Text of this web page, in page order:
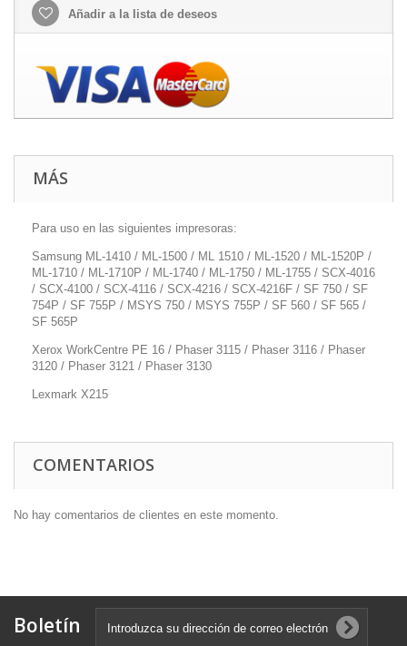
Añadir a la lista de deseos
MÁS
Para uso en las siguientes impresoras:
Samsung ML-1410 / ML-1500 / ML 1510 / ML-1520 / ML-1520P /
ML-1710 / ML-1710P / ML-1740 / ML-1750 / ML-1755 / SCX-4016
/ SCX-4100 / SCX-4116 / SCX-4216 / SCX-4216F / SF 750 / SF
754P / SF 755P / MSYS 750 / MSYS 755P / SF 560 / SF 565 /
SF 565P
Xerox WorkCentre PE 16 / Phaser 3115 / Phaser 3116 / Phaser
3120 / Phaser 3121 / Phaser 3130
Lexmark X215
COMENTARIOS
No hay comentarios de clientes en este momento.
Boletín